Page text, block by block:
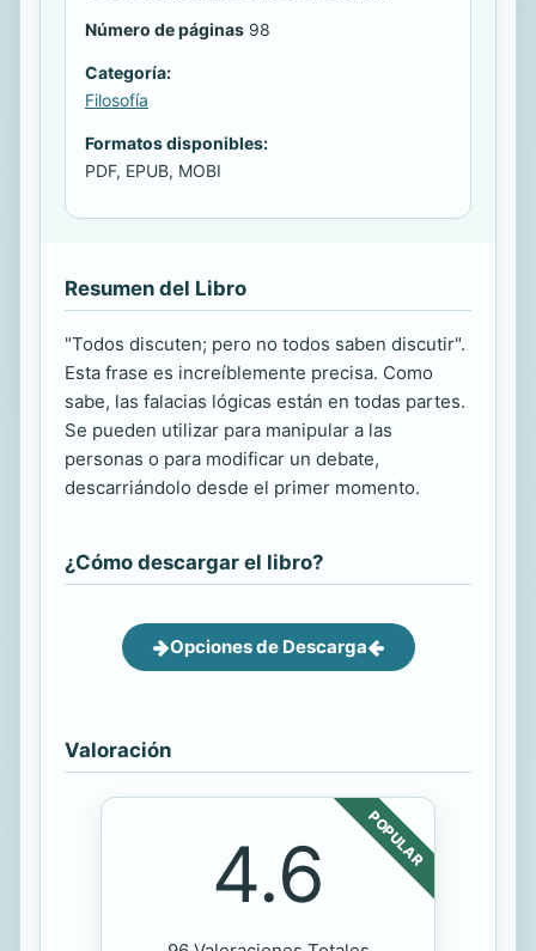
Número de páginas 98
Categoría:
Filosofía
Formatos disponibles:
PDF, EPUB, MOBI
Resumen del Libro
"Todos discuten; pero no todos saben discutir".
Esta frase es increíblemente precisa. Como
sabe, las falacias lógicas están en todas partes.
Se pueden utilizar para manipular a las
personas o para modificar un debate,
descarriándolo desde el primer momento.
¿Cómo descargar el libro?
Opciones de Descarga
Valoración
POPULAR
4.6